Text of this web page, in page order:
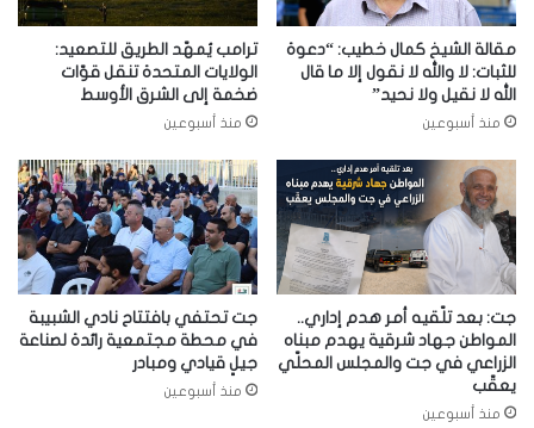
مقالة الشيخ كمال خطيب: “دعوة
للثبات: لا والله لا نقول إلا ما قال
الله لا نقيل ولا نحيد”
منذ أسبوعين
ترامب يُمهّد الطريق للتصعيد:
الولايات المتحدة تنقل قوّات
ضخمة إلى الشرق الأوسط
منذ أسبوعين
جت: بعد تلّقيه أمر هدم إداري..
المواطن جهاد شرقية يهدم مبناه
الزراعي في جت والمجلس المحلّي
يعقّب
منذ أسبوعين
جت تحتفي بافتتاح نادي الشبيبة
في محطة مجتمعية رائدة لصناعة
جيلٍ قيادي ومبادر
منذ أسبوعين